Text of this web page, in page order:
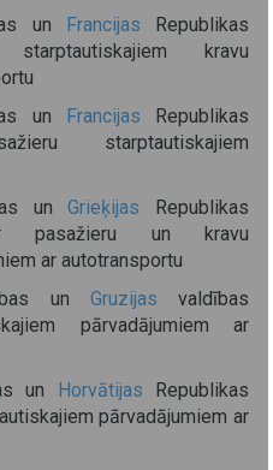
un
Francijas Republikas
kravu
un
Francijas Republikas
starptautiskajiem
unGrieķijas Republikas
pasažieru un kravu
ar autotransportu
un Gruzijas valdības
pārvadājumiem ar
un
Horvātijas Republikas
pārvadājumiem ar